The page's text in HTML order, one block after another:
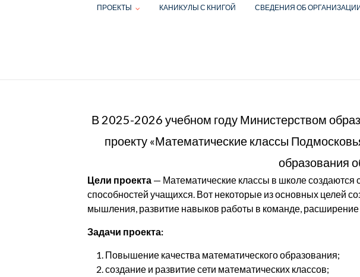
ПРОЕКТЫ КАНИКУЛЫ С КНИГОЙ СВЕДЕНИЯ ОБ
В 2025-2026 учебном году Министерством
проекту «Математические классы
образования
Цели проекта — Математические классы в школе создаются
способностей учащихся. Вот некоторые из основных целей
мышления, развитие навыков работы в команде,
Задачи проекта:
Повышение качества математического образования;
создание и развитие сети математических классов;